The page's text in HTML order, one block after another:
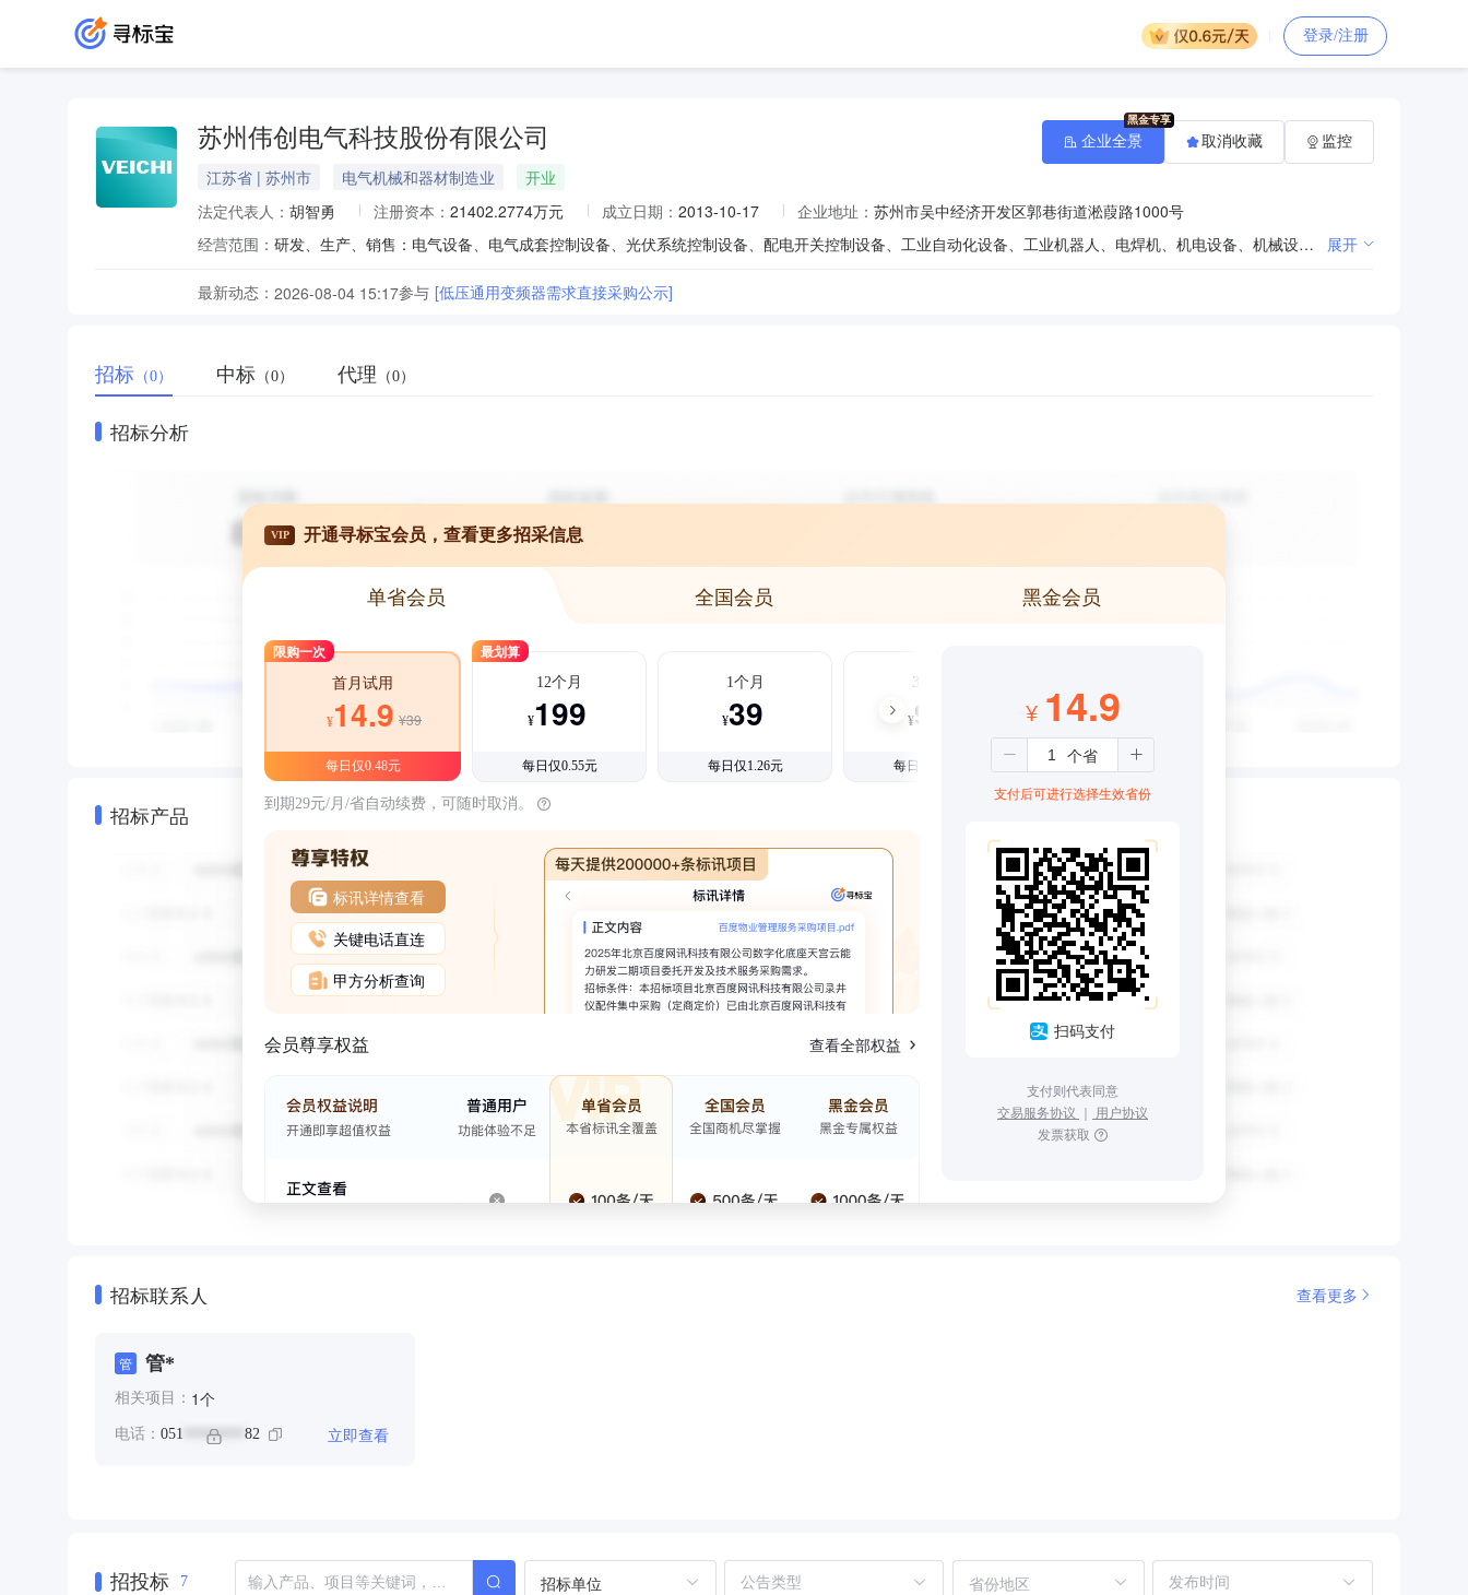
登录/注册
苏州伟创电气科技股份有限公司
江苏省 | 苏州市 电气机械和器材制造业
开业
法定代表人： 胡智勇 注册资本： 21402.2774万元 成立日期： 2013-10-17 企业地址： 苏州市吴中经济开发区郭巷街道淞葭路1000号
经营范围：
研发、生产、销售：电气设备、电气成套控制设备、光伏系统控制设备、配电开关控制设备、工业自动化设备、工业机器人、电焊机、机电设备、机械设备、电子产品、金属制品；智能控制软件及系统集成的研发、设计、销售；自营和代理各类商品及技术的进出口业务。（依法须经批准的项目，经相关部门批准后方可开展经营活动） 一般项目：电池制造；电池销售；电池零配件生产；电池零配件销售；制冷、空调设备制造；制冷、空调设备销售；储能技术服务；节能管理服务；技术服务、技术开发、技术咨询、技术交流、技术转让、技术推广；智能机器人的研发；智能机器人销售；工业机器人制造；工业机器人销售；工业机器人安装、维修；服务消费机器人制造；服务消费机器人销售；特殊作业机器人制造；非居住房地产租赁；租赁服务（不含许可类租赁服务）；企业总部管理（除依法须经批准的项目外，凭营业执照依法自主开展经营活动） 展开
最新动态： 2026-08-04 15:17参与 [低压通用变频器需求直接采购公示]
企业全景 取消收藏 监控
招标 （0） 中标 （0） 代理 （0）
招标分析
招标产品
VIP 开通寻标宝会员，查看更多招采信息
单省会员 全国会员 黑金会员
限购一次
首月试用
¥14.9 ¥39
每日仅0.48元
最划算
12个月
¥199
每日仅0.55元
1个月
¥39
每日仅1.26元
3个月
¥99
每日仅1.08元
到期29元/月/省自动续费，可随时取消。
标讯详情查看
关键电话直连
甲方分析查询
会员尊享权益 查看全部权益
¥ 14.9
支付后可进行选择生效省份
扫码支付
支付则代表同意
交易服务协议 ｜ 用户协议
发票获取
招标联系人 查看更多
管 管*
相关项目： 1个
电话： 051 ******** 82 立即查看
招投标 7 招标单位 省份地区